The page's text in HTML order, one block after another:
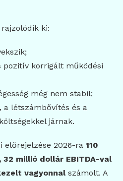
ki:
pozitív korrigált működési
még nem stabil;
létszámbővítés és a
járnak.
előrejelzése 2026-ra 110
millió dollár EBITDA-val
vagyonnalszámolt. A